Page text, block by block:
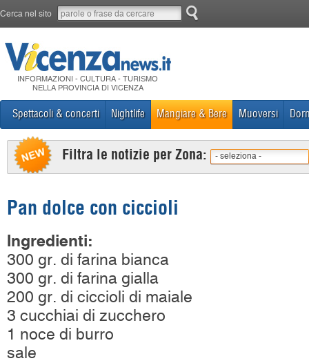
Cerca nel sito
INFORMAZIONI - CULTURA - TURISMO
NELLA PROVINCIA DI VICENZA
Spettacoli & concerti Nightlife Mangiare & Bere Muoversi
Filtra le notizie per Zona: - seleziona -
Pan dolce con ciccioli
Ingredienti:
300 gr. di farina bianca
300 gr. di farina gialla
200 gr. di ciccioli di maiale
3 cucchiai di zucchero
1 noce di burro
sale